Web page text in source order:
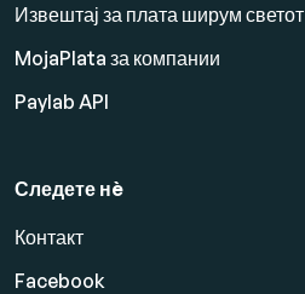
Извештај за плата ширум светот
MojaPlata за компании
Paylab API
Следете нè
Контакт
Facebook